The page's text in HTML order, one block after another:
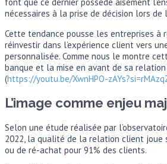
nécessaires à la prise de décision lors de
Cette tendance pousse les entreprises à
réinvestir dans l’expérience client vers
personnalisée. Comme nous le montre
banque et la mise en avant de sa
(https://youtu.be/XwnHPO-
L’image comme enjeu
Selon une étude réalisée par
2022, la qualité de la relation client joue
ou de ré-achat pour 91% des clients.